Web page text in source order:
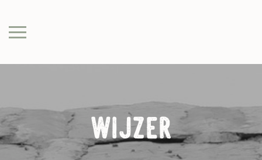
wijzer